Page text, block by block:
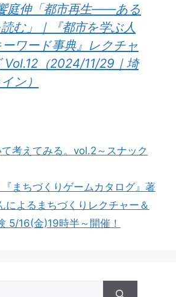
庭伸「都市再生――ある
む」｜『都市を学ぶ人
ワード事典』レクチャ
Vol.12（2024/11/29｜埼
ン）
考えてみる。vol.2～スナック
『まちづくりゲームカタログ』著
によるまちづくりレクチャー＆
5/16(金)19時半～開催！